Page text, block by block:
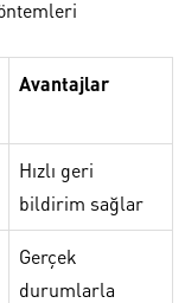
Avantajlar
Hızlı geri
bildirim sağlar
Gerçek
durumlarla